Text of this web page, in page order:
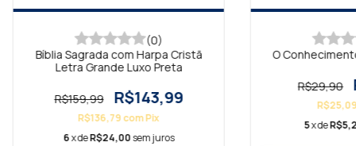
(0)
Bíblia Sagrada com Harpa Cristã
Letra Grande Luxo Preta
R$159,99 R$143,99
R$136,79comPix
6x deR$24,00sem juros
O
R$29,90
5x de